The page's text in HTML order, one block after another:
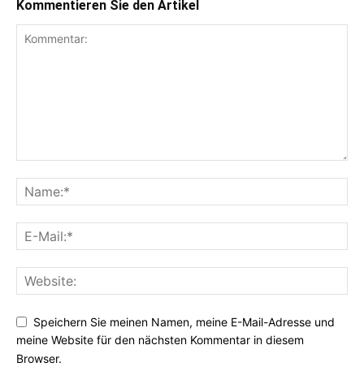
Kommentieren Sie den Artikel
Speichern Sie meinen Namen, meine E-Mail-Adresse und
meine Website für den nächsten Kommentar in diesem
Browser.